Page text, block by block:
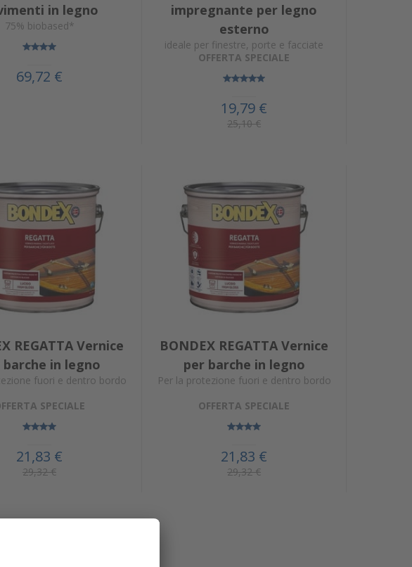
in legno
75% biobased*
69,72 €
impregnante per legno
esterno
ideale per finestre, porte e facciate
OFFERTA SPECIALE
19,79 €
25,10 €
REGATTA Vernice
barche in legno
fuori e dentro bordo
SPECIALE
21,83 €
29,32 €
BONDEX REGATTA Vernice
per barche in legno
Per la protezione fuori e dentro bordo
OFFERTA SPECIALE
21,83 €
29,32 €